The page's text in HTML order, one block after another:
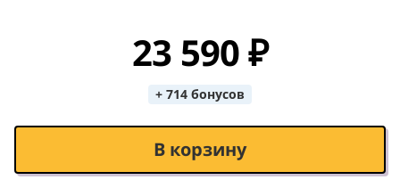
23 590 ₽
+ 714 бонусов
В корзину